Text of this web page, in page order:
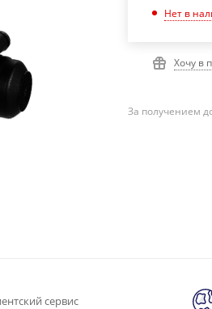
Нет в
Хочу в
За получением
сервис